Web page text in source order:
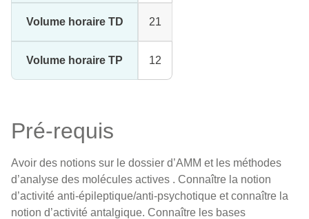
Volume horaire TD 21
Volume horaire TP 12
Pré-requis
Avoir des notions sur le dossier d’AMM et les méthodes
d’analyse des molécules actives . Connaître la notion
d’activité anti-épileptique/anti-psychotique et connaître la
notion d’activité antalgique. Connaître les bases